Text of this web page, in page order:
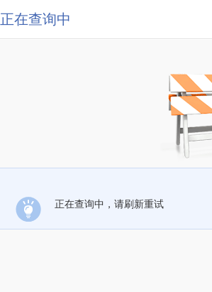
正在查询中
正在查询中，请刷新重试